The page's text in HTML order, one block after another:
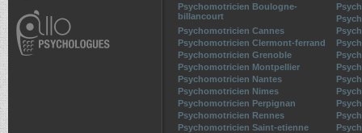
Psychomotricien Boulogne-
billancourt
Psychomotricien Cannes
Psychomotricien Clermont-ferrand
Psychomotricien Grenoble
Psychomotricien Montpellier
Psychomotricien Nantes
Psychomotricien Nimes
Psychomotricien Perpignan
Psychomotricien Rennes
Psychomotricien Saint-etienne